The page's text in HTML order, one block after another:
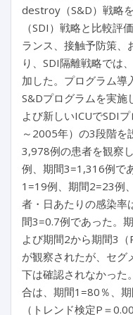
destroy（S&D）戦略
（SDI）戦略と比較評
ランス、接触予防策、
り、SDI隔離戦略では
加した。プログラム導
S&Dプログラムを実
よび新しいICUでSDI
～2005年）の3段階を
3,978例の患者を観察
例、期間3=1,316例で
1=19例、期間2=23例
者・日あたりの感染率
間3=0.7例であった。
よび期間2から期間3
が観察されたが、セグ
下は確認されなかった
合は、期間1=80％、
（トレンド検定P＝